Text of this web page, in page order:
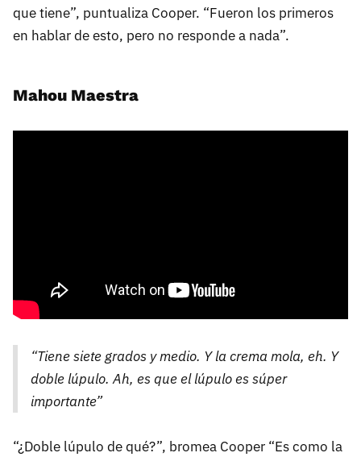
que tiene”, puntualiza Cooper. “Fueron los primeros
en hablar de esto, pero no responde a nada”.
Mahou Maestra
“Tiene siete grados y medio. Y la crema mola, eh. Y
doble lúpulo. Ah, es que el lúpulo es súper
importante”
“¿Doble lúpulo de qué?”, bromea Cooper “Es como la